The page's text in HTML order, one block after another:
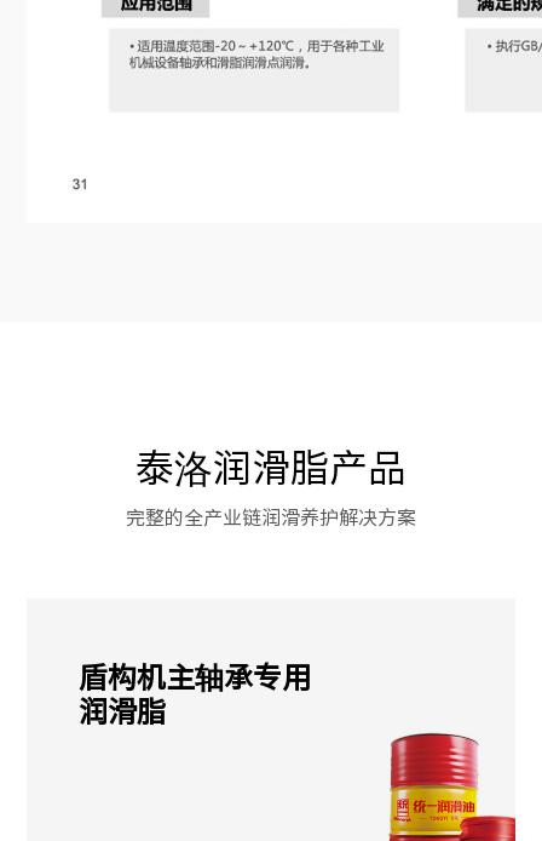
泰洛润滑脂产品
完整的全产业链润滑养护解决方案
盾构机主轴承专用
润滑脂